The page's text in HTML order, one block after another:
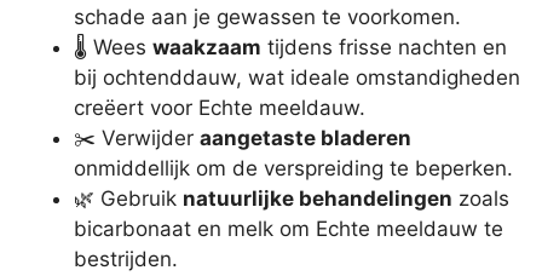
schade aan je gewassen te voorkomen.
🌡️ Wees waakzaam tijdens frisse nachten en
bij ochtenddauw, wat ideale omstandigheden
creëert voor Echte meeldauw.
✂️ Verwijder aangetaste bladeren
onmiddellijk om de verspreiding te beperken.
🌿 Gebruik natuurlijke behandelingen zoals
bicarbonaat en melk om Echte meeldauw te
bestrijden.